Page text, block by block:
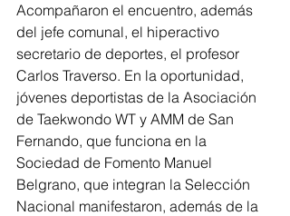
Acompañaron el encuentro, además
del jefe comunal, el hiperactivo
secretario de deportes, el profesor
Carlos Traverso. En la oportunidad,
jóvenes deportistas de la Asociación
de Taekwondo WT y AMM de San
Fernando, que funciona en la
Sociedad de Fomento Manuel
Belgrano, que integran la Selección
Nacional manifestaron, además de la